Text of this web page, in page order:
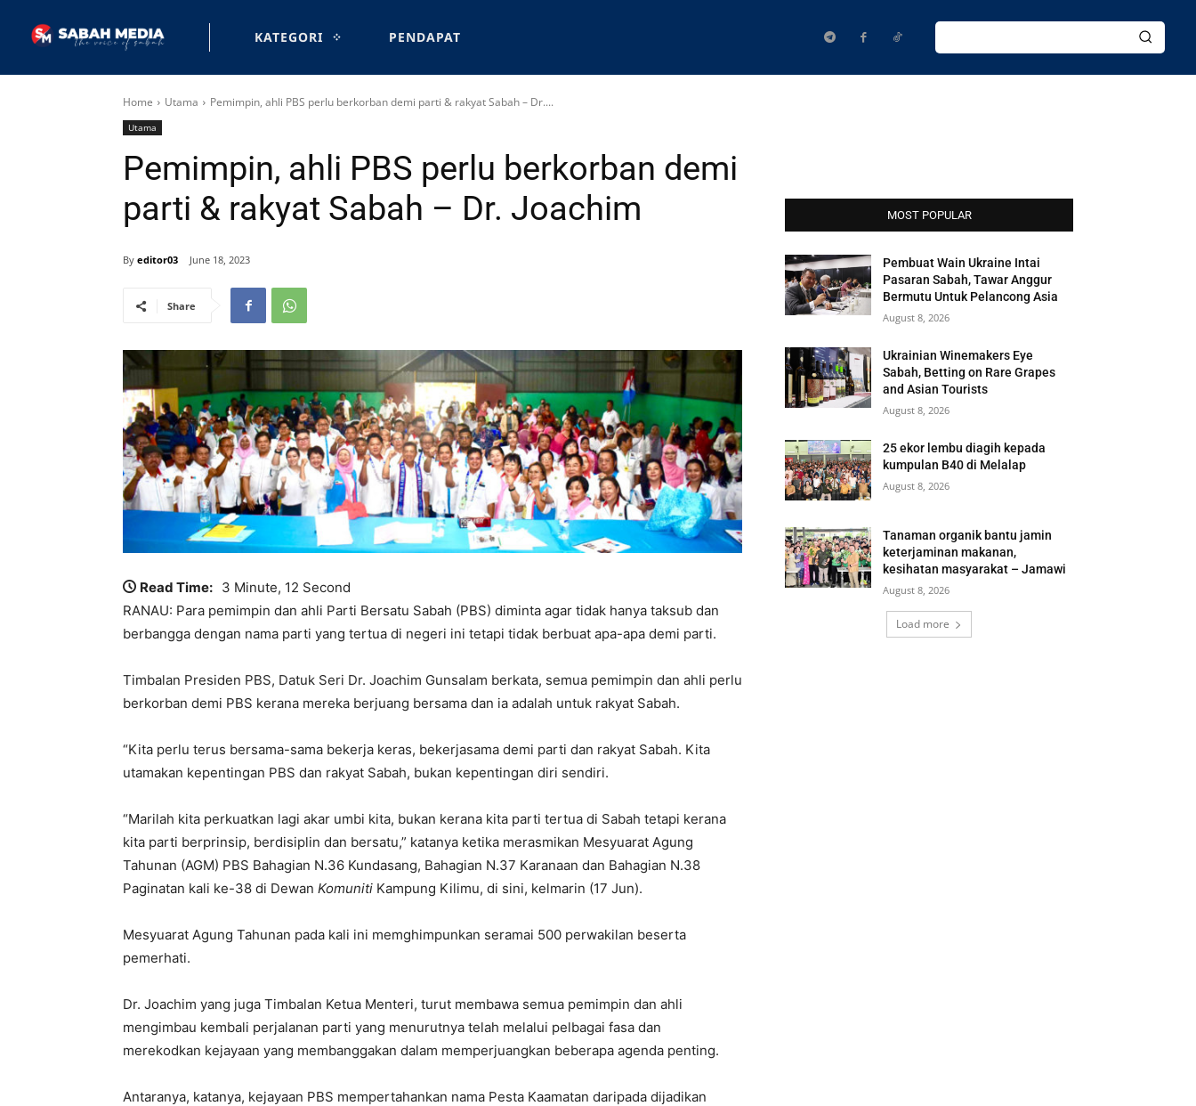
KATEGORI PENDAPAT
Home Utama Pemimpin, ahli PBS perlu berkorban demi parti & rakyat Sabah – Dr....
Utama
Pemimpin, ahli PBS perlu berkorban demi
parti & rakyat Sabah – Dr. Joachim
By editor03 June 18, 2023
Share
Read Time: 3 Minute, 12 Second
RANAU: Para pemimpin dan ahli Parti Bersatu Sabah (PBS) diminta agar tidak hanya taksub dan
berbangga dengan nama parti yang tertua di negeri ini tetapi tidak berbuat apa-apa demi parti.
Timbalan Presiden PBS, Datuk Seri Dr. Joachim Gunsalam berkata, semua pemimpin dan ahli perlu
berkorban demi PBS kerana mereka berjuang bersama dan ia adalah untuk rakyat Sabah.
“Kita perlu terus bersama-sama bekerja keras, bekerjasama demi parti dan rakyat Sabah. Kita
utamakan kepentingan PBS dan rakyat Sabah, bukan kepentingan diri sendiri.
“Marilah kita perkuatkan lagi akar umbi kita, bukan kerana kita parti tertua di Sabah tetapi kerana
kita parti berprinsip, berdisiplin dan bersatu,” katanya ketika merasmikan Mesyuarat Agung
Tahunan (AGM) PBS Bahagian N.36 Kundasang, Bahagian N.37 Karanaan dan Bahagian N.38
Paginatan kali ke-38 di Dewan Komuniti Kampung Kilimu, di sini, kelmarin (17 Jun).
Mesyuarat Agung Tahunan pada kali ini memghimpunkan seramai 500 perwakilan beserta
pemerhati.
Dr. Joachim yang juga Timbalan Ketua Menteri, turut membawa semua pemimpin dan ahli
mengimbau kembali perjalanan parti yang menurutnya telah melalui pelbagai fasa dan
merekodkan kejayaan yang membanggakan dalam memperjuangkan beberapa agenda penting.
Antaranya, katanya, kejayaan PBS mempertahankan nama Pesta Kaamatan daripada dijadikan
MOST POPULAR
Pembuat Wain Ukraine Intai
Pasaran Sabah, Tawar Anggur
Bermutu Untuk Pelancong Asia
August 8, 2026
Ukrainian Winemakers Eye
Sabah, Betting on Rare Grapes
and Asian Tourists
August 8, 2026
25 ekor lembu diagih kepada
kumpulan B40 di Melalap
August 8, 2026
Tanaman organik bantu jamin
keterjaminan makanan,
kesihatan masyarakat – Jamawi
August 8, 2026
Load more